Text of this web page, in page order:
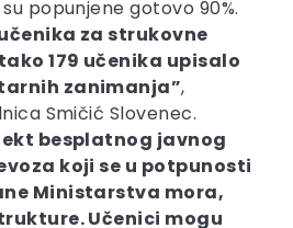
popunjene gotovo 90%.
za strukovne
179 učenika upisalo
zanimanja”,
Smičić Slovenec.
besplatnog javnog
koji se u potpunosti
Ministarstva mora,
Učenici mogu